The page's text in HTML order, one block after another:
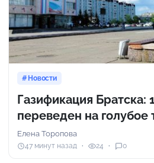
Новости
Газификация Братска:
переведен на голубое
Елена Торопова
47 минут назад 24 0